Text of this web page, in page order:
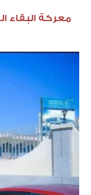
معركة البقاء